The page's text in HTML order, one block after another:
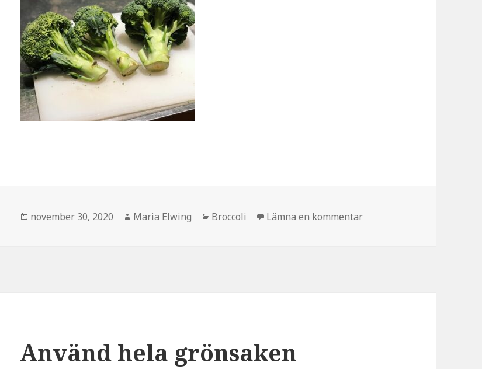
Postat
november 30, 2020 Författare
Maria Elwing Kategorier
Broccoli Lämna en kommentartill Broccolistam
Använd hela grönsaken